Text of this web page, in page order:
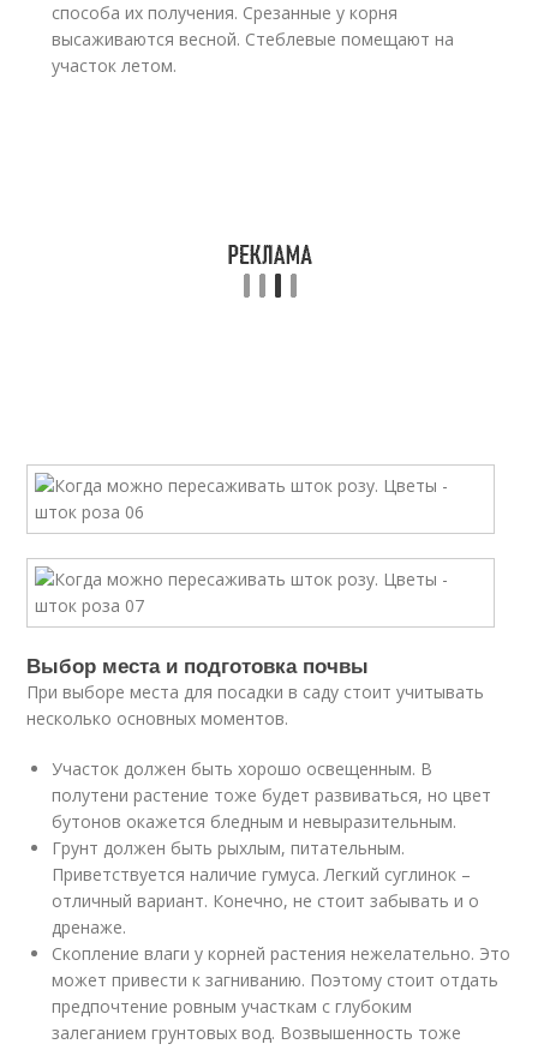
способа их получения. Срезанные у корня
высаживаются весной. Стеблевые помещают на
участок летом.
Выбор места и подготовка почвы
При выборе места для посадки в саду стоит учитывать
несколько основных моментов.
Участок должен быть хорошо освещенным. В
полутени растение тоже будет развиваться, но цвет
бутонов окажется бледным и невыразительным.
Грунт должен быть рыхлым, питательным.
Приветствуется наличие гумуса. Легкий суглинок –
отличный вариант. Конечно, не стоит забывать и о
дренаже.
Скопление влаги у корней растения нежелательно. Это
может привести к загниванию. Поэтому стоит отдать
предпочтение ровным участкам с глубоким
залеганием грунтовых вод. Возвышенность тоже